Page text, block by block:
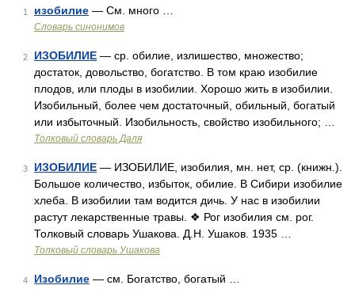
1 изобилие — См. много …
Словарь синонимов
2 ИЗОБИЛИЕ — ср. обилие, излишество, множество;
достаток, довольство, богатство. В том краю изобилие
плодов, или плоды в изобилии. Хорошо жить в изобилии.
Изобильный, более чем достаточный, обильный, богатый
или избыточный. Изобильность, свойство изобильного; …
Толковый словарь Даля
3 ИЗОБИЛИЕ — ИЗОБИЛИЕ, изобилия, мн. нет, ср. (книжн.).
Большое количество, избыток, обилие. В Сибири изобилие
хлеба. В изобилии там водится дичь. У нас в изобилии
растут лекарственные травы. ❖ Рог изобилия см. рог.
Толковый словарь Ушакова. Д.Н. Ушаков. 1935 …
Толковый словарь Ушакова
4 Изобилие — см. Богатство, богатый …